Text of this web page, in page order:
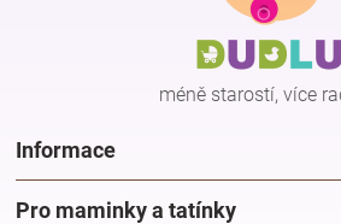
méně starostí, více
Informace
Pro maminky a tatínky